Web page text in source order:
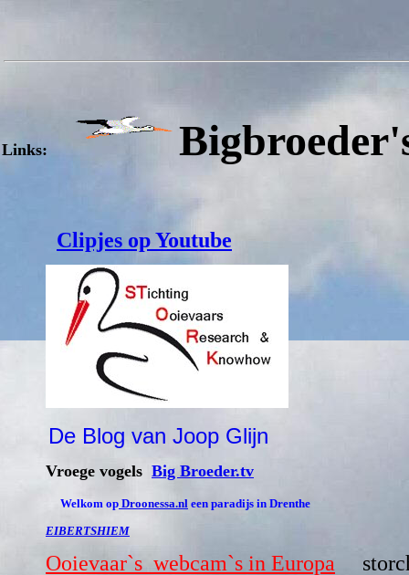
Links:
Clipjes op Youtube
De Blog van Joop Glijn
Vroege vogels Big Broeder.tv
Welkom op Droonessa.nl een paradijs in Drenthe
EIBERTSHIEM
Ooievaar`s webcam`s in Europa